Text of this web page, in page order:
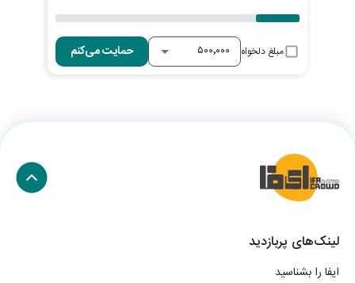
مبلغ دلخواه حمایت می‌کنم
لینک‌های پربازدید
ایفا را بشناسید